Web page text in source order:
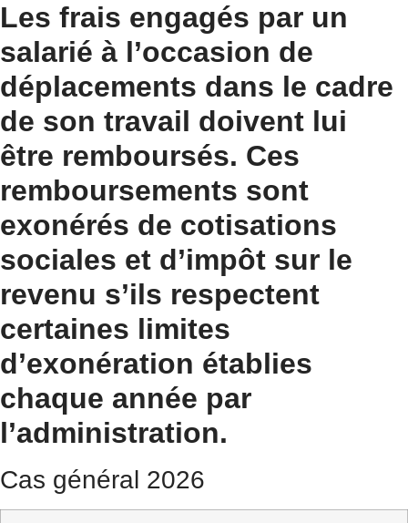
Les frais engagés par un
salarié à l’occasion de
déplacements dans le cadre
de son travail doivent lui
être remboursés. Ces
remboursements sont
exonérés de cotisations
sociales et d’impôt sur le
revenu s’ils respectent
certaines limites
d’exonération établies
chaque année par
l’administration.
Cas général 2026